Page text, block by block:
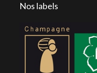
Nos labels